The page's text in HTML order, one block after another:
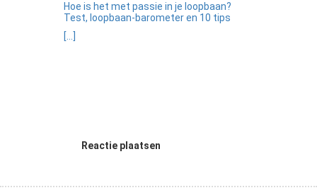
Hoe is het met passie in je loopbaan?
Test, loopbaan-barometer en 10 tips
[...]
Reactie plaatsen